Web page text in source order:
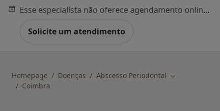
Esse especialista não oferece agendamento online para esse endereço.
Solicite um atendimento
Homepage Doenças Abscesso Periodontal Mudar de
Coimbra